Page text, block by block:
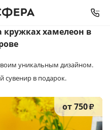
хамелеон в
уникальным дизайном.
сувенир в подарок.
от 750₽